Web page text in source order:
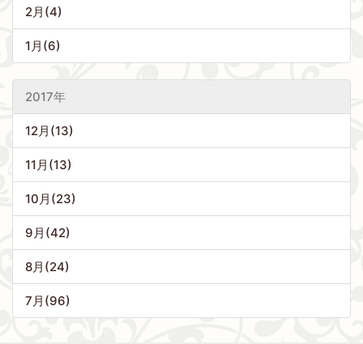
2月(4)
1月(6)
2017年
12月(13)
11月(13)
10月(23)
9月(42)
8月(24)
7月(96)